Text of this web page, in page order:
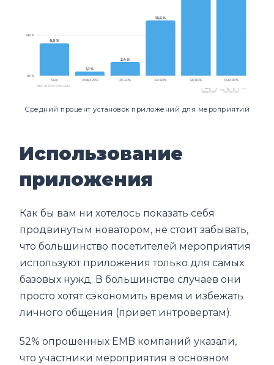
Средний процент установок приложений для мероприятий
Использование
приложения
Как бы вам ни хотелось показать себя
продвинутым новатором, не стоит забывать,
что большинство посетителей мероприятия
используют приложения только для самых
базовых нужд. В большинстве случаев они
просто хотят сэкономить время и избежать
личного общения (привет интровертам).
52% опрошенных EMB компаний указали,
что участники мероприятия в основном